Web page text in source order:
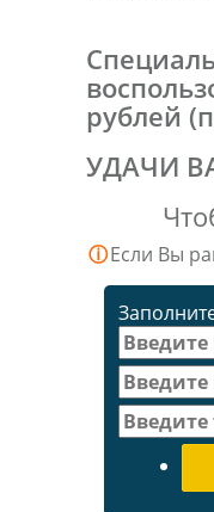
рублей
УДАЧИ
ⓘЕсли Вы